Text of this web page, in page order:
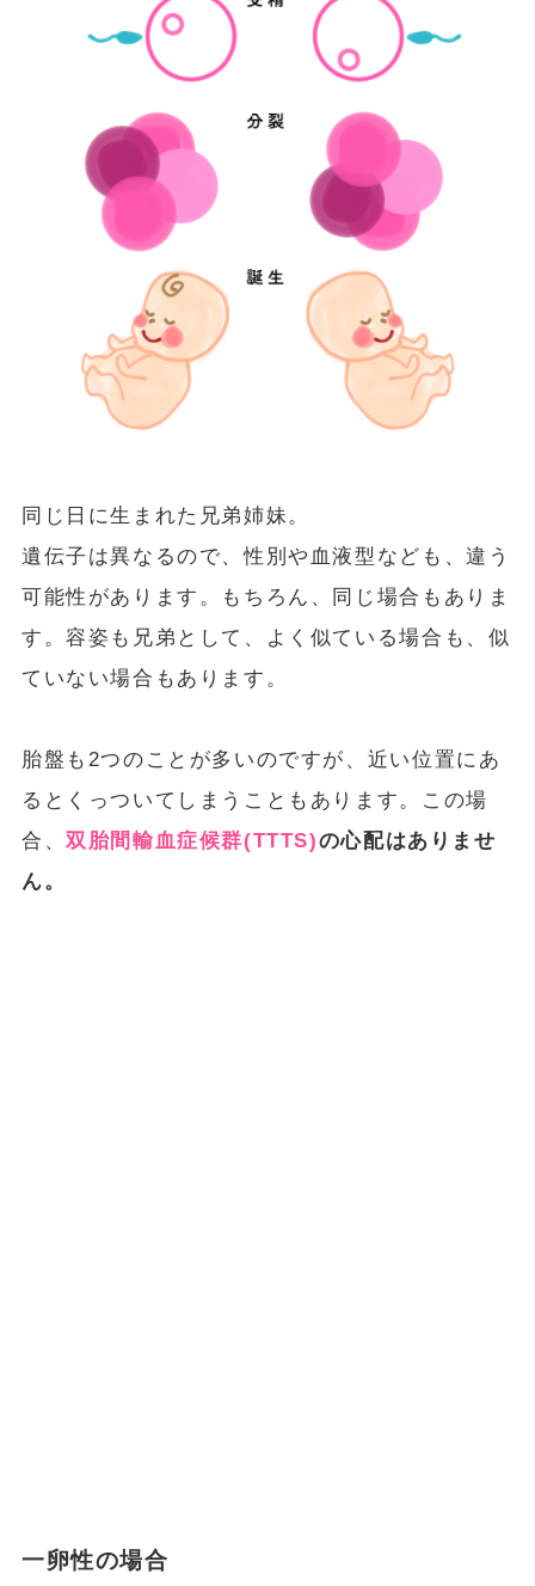
同じ日に生まれた兄弟姉妹。
遺伝子は異なるので、性別や血液型なども、違う
可能性があります。もちろん、同じ場合もありま
す。容姿も兄弟として、よく似ている場合も、似
ていない場合もあります。
胎盤も2つのことが多いのですが、近い位置にあ
るとくっついてしまうこともあります。この場
合、双胎間輸血症候群(TTTS)の心配はありませ
ん。
一卵性の場合